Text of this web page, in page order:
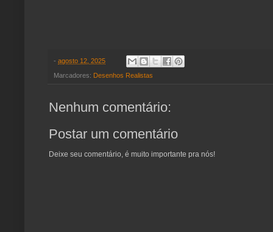
- agosto 12, 2025
Marcadores: Desenhos Realistas
Nenhum comentário:
Postar um comentário
Deixe seu comentário, é muito importante pra nós!